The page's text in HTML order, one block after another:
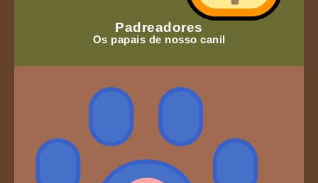
Padreadores
Os papais de nosso canil